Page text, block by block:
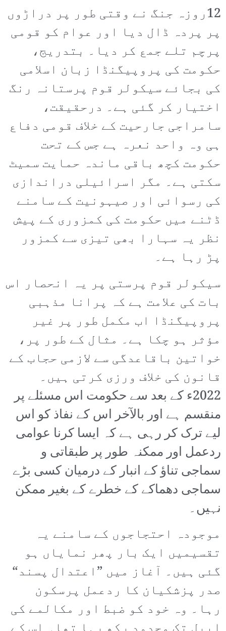
12روزہ جنگ نے وقتی طور پر دراڑوں
پر پردہ ڈال دیا اور عوام کو قومی
پرچم تلے جمع کر دیا۔ بتدریج،
حکومت کی پروپیگنڈا زبان اسلامی
کی بجائے سیکولر قوم پرستانہ رنگ
اختیار کر گئی ہے۔ درحقیقت،
سامراجی جارحیت کے خلاف قومی دفاع
ہی وہ واحد نعرہ ہے جس کے تحت
حکومت کچھ باقی ماندہ حمایت سمیٹ
سکتی ہے۔ مگر اسرائیلی دراندازی
کی رسوائی اور صیہونیت کے سامنے
ڈٹنے میں حکومت کی کمزوری کے پیش
نظر یہ سہارا بھی تیزی سے کمزور
پڑ رہا ہے۔
سیکولر قوم پرستی پر یہ انحصار اس
بات کی علامت ہے کہ پرانا مذہبی
پروپیگنڈا اب مکمل طور پر غیر
مؤثر ہو چکا ہے۔ مثال کے طور پر،
خواتین باقاعدگی سے لازمی حجاب کے
قانون کی خلاف ورزی کرتی ہیں۔
2022ء کے بعد سے حکومت اس مسئلے پر
منقسم ہے اور بالآخر اس کے نفاذ کو اس
لیے ترک کر رہی ہے کہ ایسا کرنا عوامی
ردعمل اور ممکنہ طور پر طبقاتی و
سماجی تناؤ کے انبار کے درمیان کسی بڑے
سماجی دھماکے کے خطرے کے بغیر ممکن
نہیں۔
موجودہ احتجاجوں کے سامنے یہ
تقسیمیں ایک بار پھر نمایاں ہو
گئی ہیں۔ آغاز میں ”اعتدال پسند“
صدر پزشکیان کا ردعمل پرسکون
رہا۔ وہ خود کو ضبط اور مکالمے کی